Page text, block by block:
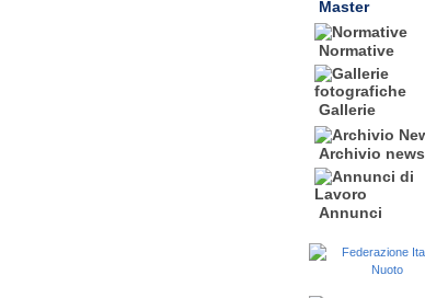
Master
Normative
Gallerie
Archivio news
Annunci